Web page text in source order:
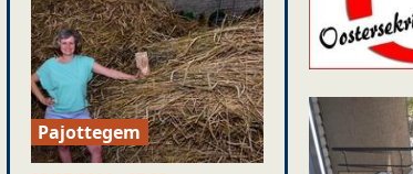
Pajottegem